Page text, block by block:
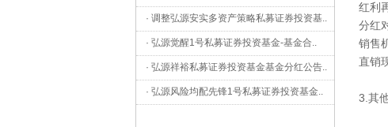
· 调整弘源安实多资产策略私募证券投资基..
· 弘源觉醒1号私募证券投资基金-基金合..
· 弘源祥裕私募证券投资基金基金分红公告..
· 弘源风险均配先锋1号私募证券投资基金..
红利
分红
销售
直销
3.其